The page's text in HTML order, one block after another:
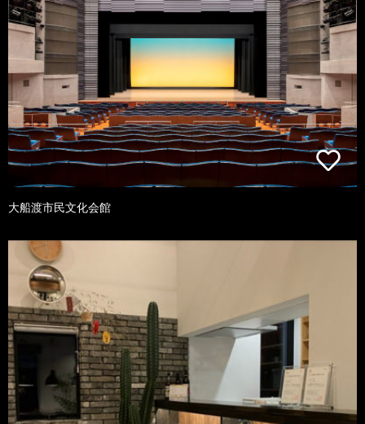
大船渡市民文化会館